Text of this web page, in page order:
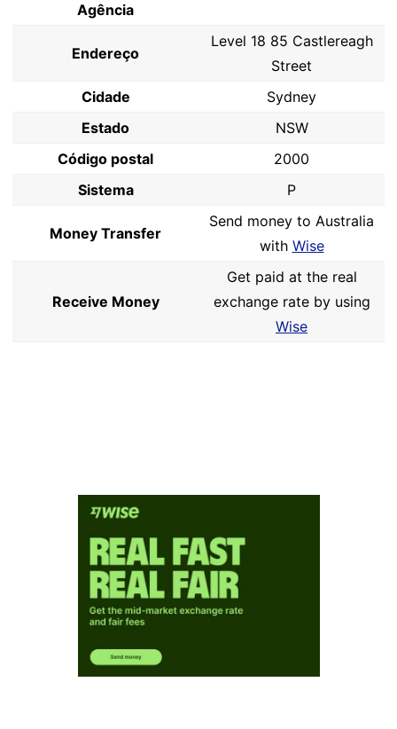
Agência
Endereço
Level 18 85 Castlereagh
Street
Cidade
Sydney
Estado
NSW
Código postal
2000
Sistema
P
Money Transfer
Send money to Australia
with Wise
Receive Money
Get paid at the real
exchange rate by using
Wise